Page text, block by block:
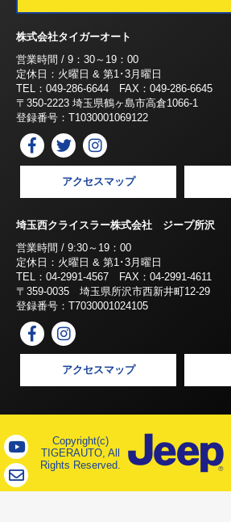
株式会社タイガーオート
営業時間 / 9：30～19：00
定休日：火曜日 & 第1･3月曜日
TEL：049-286-6644 FAX：049-286-6645
〒350-2223 埼玉県鶴ヶ島市高倉1066-1
登録番号：T1030001069122
アクセスマップ
埼玉西クライスラー株式会社 ジープ所沢
営業時間 / 9:30～19：00
定休日：火曜日 & 第1･3月曜日
TEL：04-2991-4567 FAX：04-2991-4611
〒359-0035 埼玉県所沢市西新井町12-29
登録番号：T7030001024105
アクセスマップ
Copyright(c)
TIGERAUTO, All
Rights Reserved.